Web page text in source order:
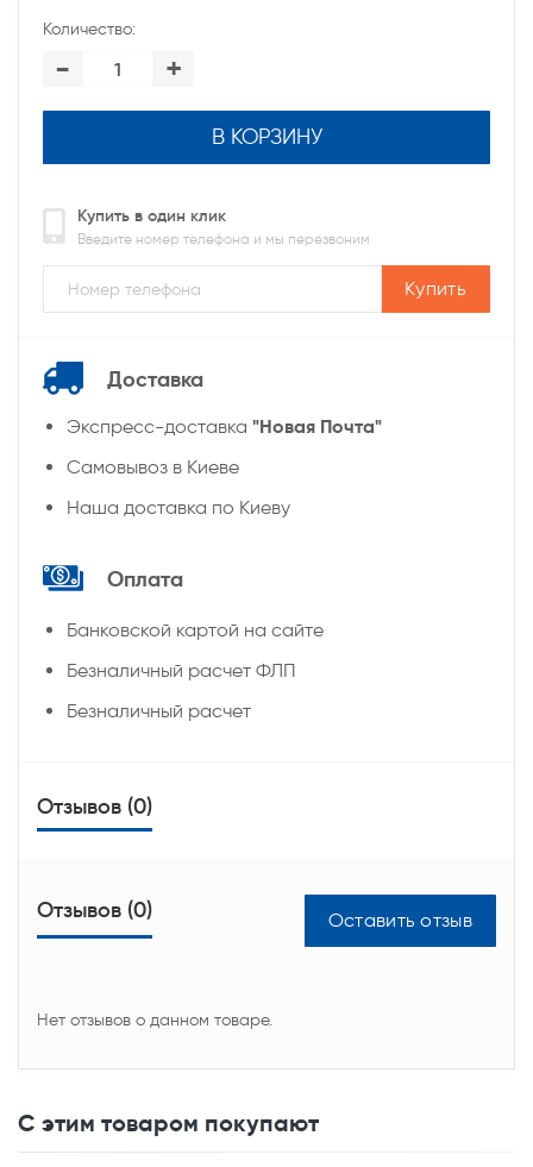
Количество:
- +
В КОРЗИНУ
Купить в один клик
Введите номер телефона и мы перезвоним
Купить
Доставка
Экспресс-доставка "Новая Почта"
Самовывоз в Киеве
Наша доставка по Киеву
Оплата
Банковской картой на сайте
Безналичный расчет ФЛП
Безналичный расчет
Отзывов (0)
Отзывов (0) Оставить отзыв
Нет отзывов о данном товаре.
С этим товаром покупают